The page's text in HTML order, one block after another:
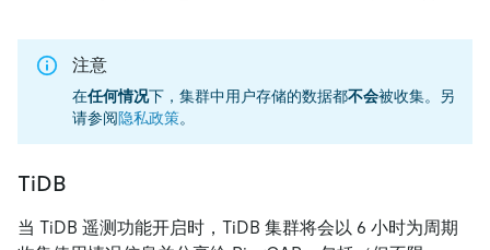
注意
在任何情况下，集群中用户存储的数据都不会被收集。另
请参阅隐私政策。
TiDB
当 TiDB 遥测功能开启时，TiDB 集群将会以 6 小时为周期